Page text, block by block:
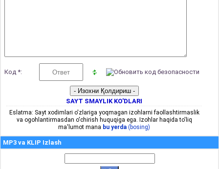
Код *:
SAYT SMAYLIK KO'DLARI
Eslatma: Sayt xodimlari o'zlariga yoqmagan izohlarni faollashtirmaslik
va ogohlantirmasdan o'chirish huquqiga ega. Izohlar haqida to'liq
ma'lumot mana bu yerda (bosing)
MP3 va KLIP Izlash